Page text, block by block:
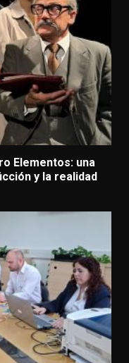
Elementos: una
y la realidad